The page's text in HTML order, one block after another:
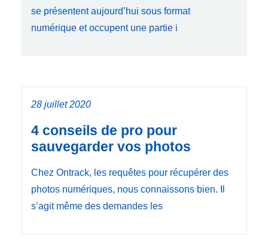
se présentent aujourd’hui sous format
numérique et occupent une partie i
28 juillet 2020
4 conseils de pro pour
sauvegarder vos photos
Chez Ontrack, les requêtes pour récupérer des
photos numériques, nous connaissons bien. Il
s’agit même des demandes les